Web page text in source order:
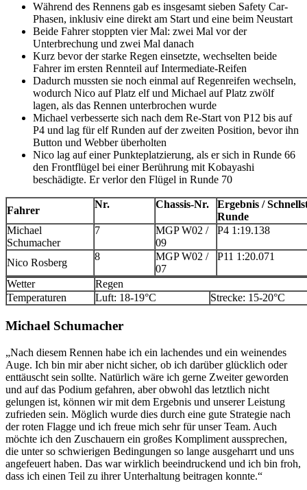
Während des Rennens gab es insgesamt sieben Safety Car-
Phasen, inklusiv eine direkt am Start und eine beim Neustart
Beide Fahrer stoppten vier Mal: zwei Mal vor der
Unterbrechung und zwei Mal danach
Kurz bevor der starke Regen einsetzte, wechselten beide
Fahrer im ersten Rennteil auf Intermediate-Reifen
Dadurch mussten sie noch einmal auf Regenreifen wechseln,
wodurch Nico auf Platz elf und Michael auf Platz zwölf
lagen, als das Rennen unterbrochen wurde
Michael verbesserte sich nach dem Re-Start von P12 bis auf
P4 und lag für elf Runden auf der zweiten Position, bevor ihn
Button und Webber überholten
Nico lag auf einer Punkteplatzierung, als er sich in Runde 66
den Frontflügel bei einer Berührung mit Kobayashi
beschädigte. Er verlor den Flügel in Runde 70
Fahrer
Nr. Chassis-Nr.
Ergebnis /
Runde
Michael
Schumacher
7
MGP W02 /
09
P4 1:19.138
Nico Rosberg
8
MGP W02 /
07
P11 1:20.071
Wetter
Regen
Temperaturen
Luft: 18-19°C Strecke: 15-20°C
Michael Schumacher
„Nach diesem Rennen habe ich ein lachendes und ein weinendes
Auge. Ich bin mir aber nicht sicher, ob ich darüber glücklich oder
enttäuscht sein sollte. Natürlich wäre ich gerne Zweiter geworden
und auf das Podium gefahren, aber obwohl das letztlich nicht
gelungen ist, können wir mit dem Ergebnis und unserer Leistung
zufrieden sein. Möglich wurde dies durch eine gute Strategie nach
der roten Flagge und ich freue mich sehr für unser Team. Auch
möchte ich den Zuschauern ein großes Kompliment aussprechen,
die unter so schwierigen Bedingungen so lange ausgeharrt und uns
angefeuert haben. Das war wirklich beeindruckend und ich bin froh,
dass ich einen Teil zu ihrer Unterhaltung beitragen konnte.“